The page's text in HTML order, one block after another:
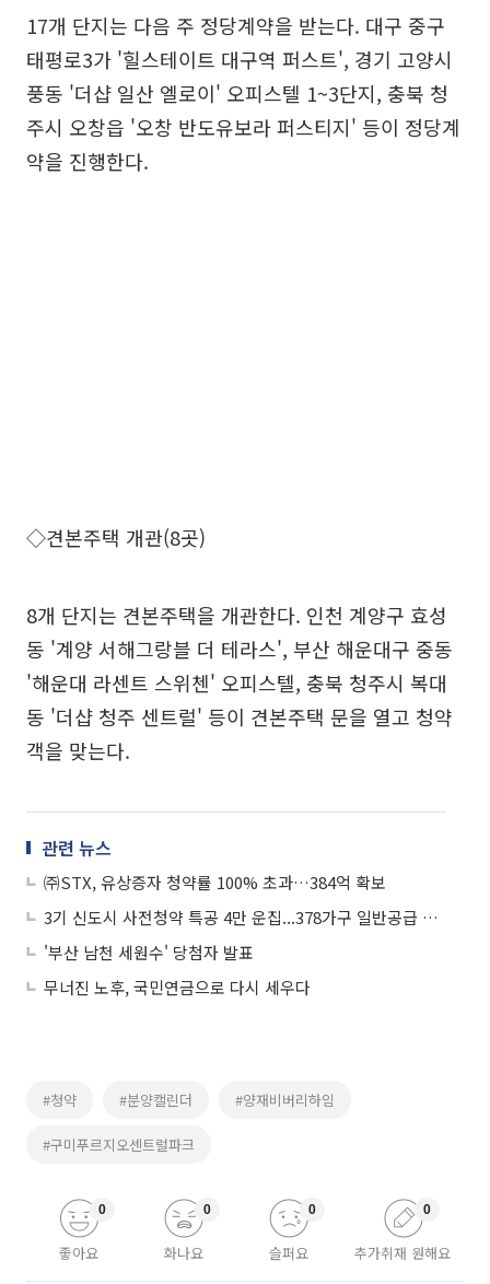
17개 단지는 다음 주 정당계약을 받는다. 대구 중구
태평로3가 '힐스테이트 대구역 퍼스트', 경기 고양시
풍동 '더샵 일산 엘로이' 오피스텔 1~3단지, 충북 청
주시 오창읍 '오창 반도유보라 퍼스티지' 등이 정당계
약을 진행한다.
◇견본주택 개관(8곳)
8개 단지는 견본주택을 개관한다. 인천 계양구 효성
동 '계양 서해그랑블 더 테라스', 부산 해운대구 중동
'해운대 라센트 스위첸' 오피스텔, 충북 청주시 복대
동 '더샵 청주 센트럴' 등이 견본주택 문을 열고 청약
객을 맞는다.
관련 뉴스
㈜STX, 유상증자 청약률 100% 초과…384억 확보
3기 신도시 사전청약 특공 4만 운집...378가구 일반공급 경쟁 '박 터지나
'부산 남천 세원수' 당첨자 발표
무너진 노후, 국민연금으로 다시 세우다
#청약 #분양캘린더 #양재비버리하임
#구미푸르지오센트럴파크
좋아요
0
화나요
0
슬퍼요
0
추가취재 원해요
0